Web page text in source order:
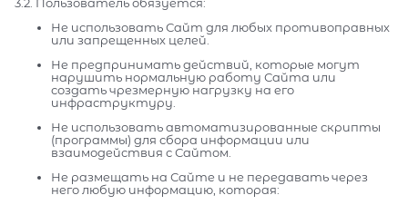
Не использовать Сайт для любых противоправных
или запрещенных целей.
Не предпринимать действий, которые могут
нарушить нормальную работу Сайта или
создать чрезмерную нагрузку на его
инфраструктуру.
Не использовать автоматизированные скрипты
(программы) для сбора информации или
взаимодействия с Сайтом.
Не размещать на Сайте и не передавать через
него любую информацию, которая: